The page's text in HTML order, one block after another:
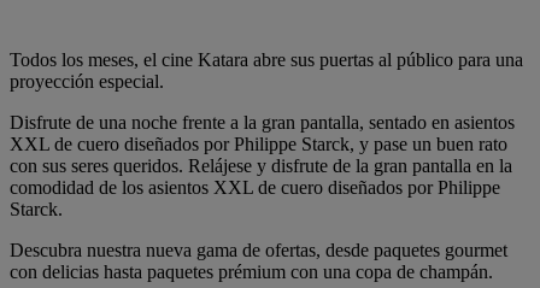
Todos los meses, el cine Katara abre sus puertas al público para una
proyección especial.
Disfrute de una noche frente a la gran pantalla, sentado en asientos
XXL de cuero diseñados por Philippe Starck, y pase un buen rato
con sus seres queridos. Relájese y disfrute de la gran pantalla en la
comodidad de los asientos XXL de cuero diseñados por Philippe
Starck.
Descubra nuestra nueva gama de ofertas, desde paquetes gourmet
con delicias hasta paquetes prémium con una copa de champán.